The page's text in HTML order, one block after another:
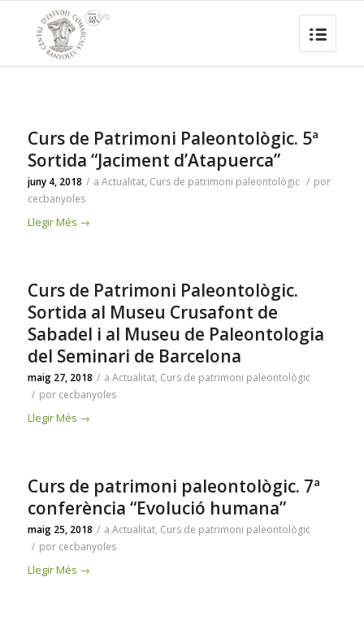
Curs de Patrimoni Paleontològic. 5ª
Sortida “Jaciment d’Atapuerca”
juny 4, 2018 / a Actualitat, Curs de patrimoni paleontològic / por
cecbanyoles
Llegir Més →
Curs de Patrimoni Paleontològic.
Sortida al Museu Crusafont de
Sabadel i al Museu de Paleontologia
del Seminari de Barcelona
maig 27, 2018 / a Actualitat, Curs de patrimoni paleontològic
/ por cecbanyoles
Llegir Més →
Curs de patrimoni paleontològic. 7ª
conferència “Evolució humana”
maig 25, 2018 / a Actualitat, Curs de patrimoni paleontològic
/ por cecbanyoles
Llegir Més →